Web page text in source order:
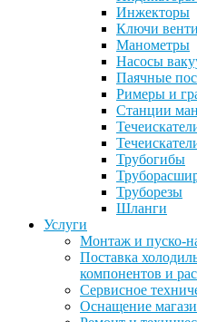
Инжекторы
Ключи
Манометры
Насосы
Паячные
Римеры и
Станции
Трубогибы
Труборезы
Шланги
Услуги
Монтаж и пуско-
Поставка
компонентов и
Сервисное
Оснащение